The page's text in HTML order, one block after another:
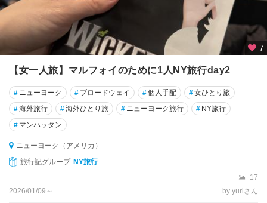
7
【女一人旅】マルフォイのために1人NY旅行day2
# ニューヨーク # ブロードウェイ #個人手配 #女ひとり旅
#海外旅行 #海外ひとり旅 # ニューヨーク旅行 # NY旅行
# マンハッタン
ニューヨーク（アメリカ）
旅行記グループ NY旅行
17
2026/01/09～
by yuriさん